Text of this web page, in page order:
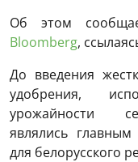
Об этом
Bloomberg,
До введения
удобрения,
урожайности
являлись
для белорусского